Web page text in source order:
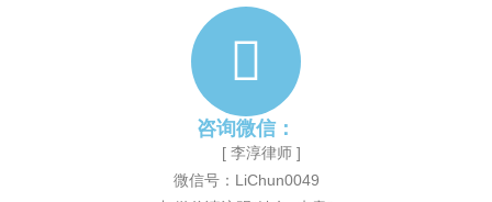
咨询微信：
[ 李淳律师 ]
微信号：LiChun0049